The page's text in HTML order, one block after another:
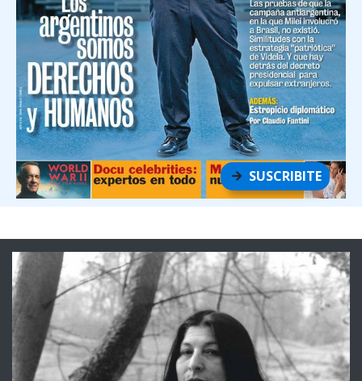
SUSCRIBITE